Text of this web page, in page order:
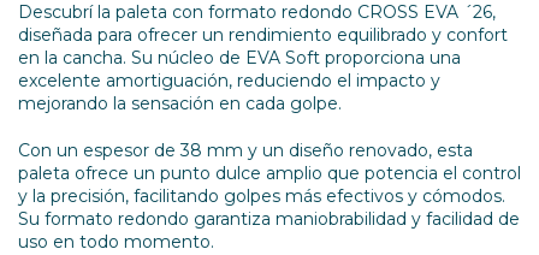
Descubrí la paleta con formato redondo CROSS EVA ´26,
diseñada para ofrecer un rendimiento equilibrado y confort
en la cancha. Su núcleo de EVA Soft proporciona una
excelente amortiguación, reduciendo el impacto y
mejorando la sensación en cada golpe.
Con un espesor de 38 mm y un diseño renovado, esta
paleta ofrece un punto dulce amplio que potencia el control
y la precisión, facilitando golpes más efectivos y cómodos.
Su formato redondo garantiza maniobrabilidad y facilidad de
uso en todo momento.